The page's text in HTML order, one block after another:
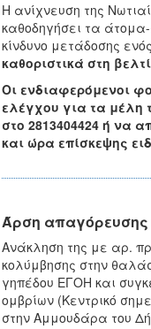
Η ανίχνευση της
καθοδηγήσει τα
κίνδυνο μετάδοσης
καθοριστικά στη
Οι ενδιαφερόμενοι
ελέγχου για τα μέλη
στο 2813404424 ή να
και ώρα επίσκεψης
Άρση απαγόρευσης
Ανάκληση της με αρ.
κολύμβησης στην
γηπέδου ΕΓΟΗ και
ομβρίων (Κεντρικό
στην Αμμουδάρα του